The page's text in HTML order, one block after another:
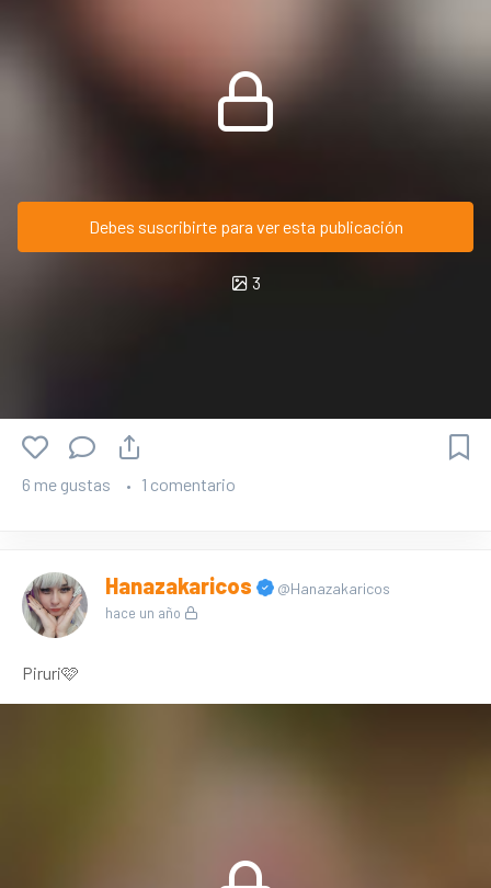
Debes suscribirte para ver esta publicación
3
6 me gustas 1 comentario
Hanazakaricos @Hanazakaricos
hace un año
Piruri🩷